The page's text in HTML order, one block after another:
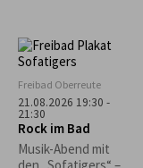
Freibad Oberreute
21.08.2026 19:30 -
21:30
Rock im Bad
Musik-Abend mit